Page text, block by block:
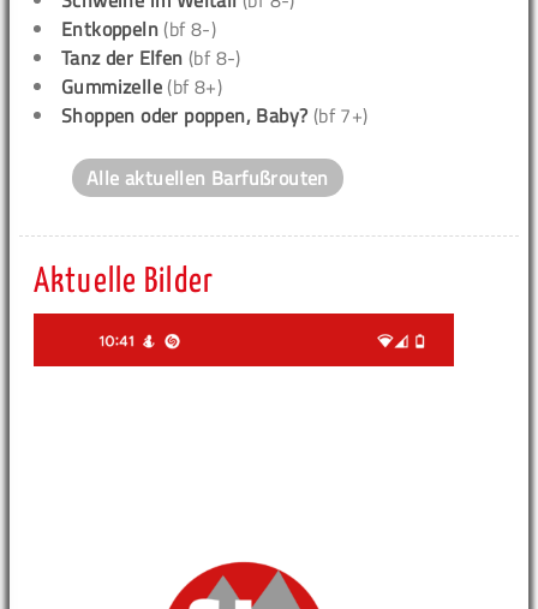
Entkoppeln (bf 8-)
Tanz der Elfen (bf 8-)
Gummizelle (bf 8+)
Shoppen oder poppen, Baby? (bf 7+)
Alle aktuellen Barfußrouten
Aktuelle Bilder